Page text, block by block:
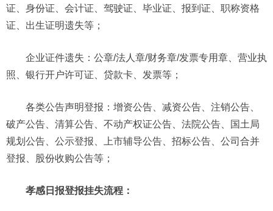
证、身份证、会计证、驾驶证、毕业证、报到证、职称资格
证、出生证明遗失等；
企业证件遗失：公章/法人章/财务章/发票专用章、营业执
照、银行开户许可证、贷款卡、发票等；
各类公告声明登报：增资公告、减资公告、注销公告、
破产公告、清算公告、不动产权证公告、法院公告、国土局
规划公告、公示登报、上市辅导公告、招标公告、公司合并
登报、股份收购公告等；
孝感日报登报挂失流程 ：